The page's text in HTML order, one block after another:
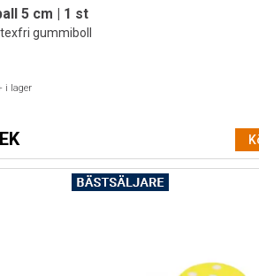
5 cm | 1 st
gummiboll
i lager